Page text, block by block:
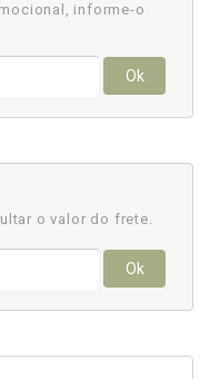
informe-o
Ok
o valor do frete.
Ok